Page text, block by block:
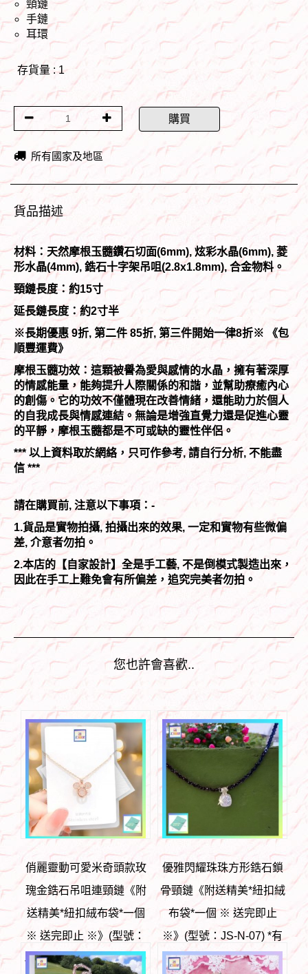
頸鏈
手鏈
耳環
存貨量 : 1
購買
所有國家及地區
貨品描述
材料：天然摩根玉髓鑽石切面(6mm), 炫彩水晶(6mm), 菱
形水晶(4mm), 鋯石十字架吊咀(2.8x1.8mm), 合金物料。
頸鏈長度：約15寸
延長鏈長度：約2寸半
※長期優惠 9折, 第二件 85折, 第三件開始一律8折※ 《包
順豐運費》
摩根玉髓功效：這顆被譽為愛與感情的水晶，擁有著深厚
的情感能量，能夠提升人際關係的和諧，並幫助療癒內心
的創傷。它的功效不僅體現在改善情緒，還能助力於個人
的自我成長與情感連結。無論是增強直覺力還是促進心靈
的平靜，摩根玉髓都是不可或缺的靈性伴侶。
*** 以上資料取於網絡，只可作參考, 請自行分析, 不能盡
信 ***
請在購買前, 注意以下事項：-
1.貨品是實物拍攝, 拍攝出來的效果, 一定和實物有些微偏
差, 介意者勿拍。
2.本店的【自家設計】全是手工藝, 不是倒模式製造出來，
因此在手工上難免會有所偏差，追究完美者勿拍。
您也許會喜歡..
俏麗靈動可愛米奇頭款玫
瑰金鋯石吊咀連頸鏈《附
送精美*紐扣絨布袋*一個
※ 送完即止 ※》(型號：
JS-N-05)【 ※長期優惠 9
優雅閃耀珠珠方形鋯石鎖
骨頸鏈《附送精美*紐扣絨
布袋*一個 ※ 送完即止
※》(型號：JS-N-07) *有
短片實物介紹* 【 ※長期